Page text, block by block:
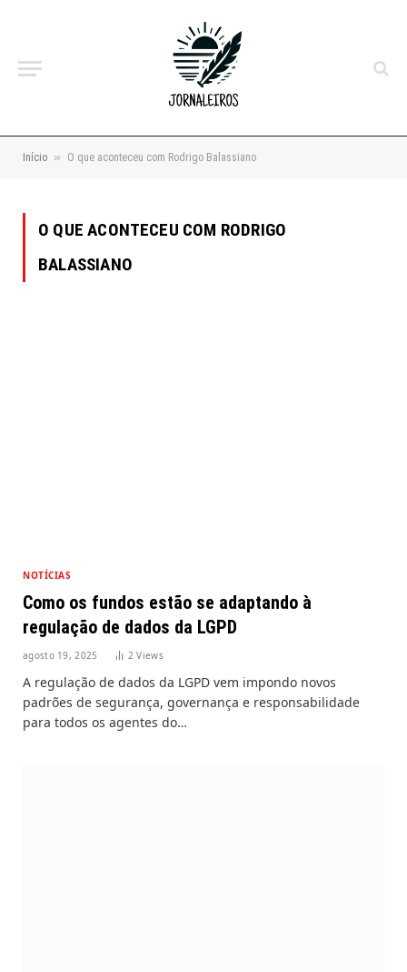
Início » O que aconteceu com Rodrigo Balassiano
O QUE ACONTECEU COM RODRIGO
BALASSIANO
NOTÍCIAS
Como os fundos estão se adaptando à
regulação de dados da LGPD
agosto 19, 2025 2Views
A regulação de dados da LGPD vem impondo novos
padrões de segurança, governança e responsabilidade
para todos os agentes do…